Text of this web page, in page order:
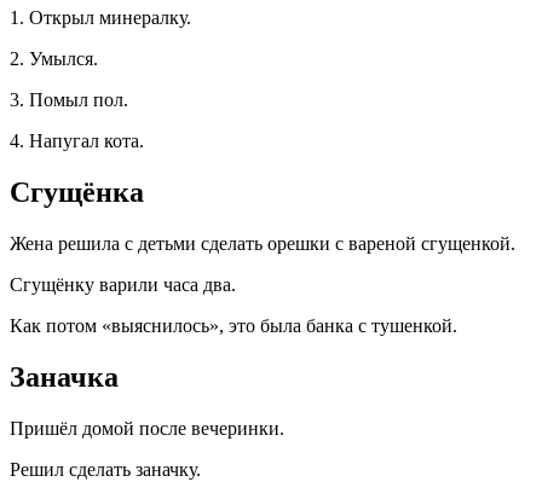
1. Открыл минералку.
2. Умылся.
3. Помыл пол.
4. Напугал кота.
Сгущёнка
Жена решила с детьми сделать орешки с вареной сгущенкой.
Сгущёнку варили часа два.
Как потом «выяснилось», это была банка с тушенкой.
Заначка
Пришёл домой после вечеринки.
Решил сделать заначку.